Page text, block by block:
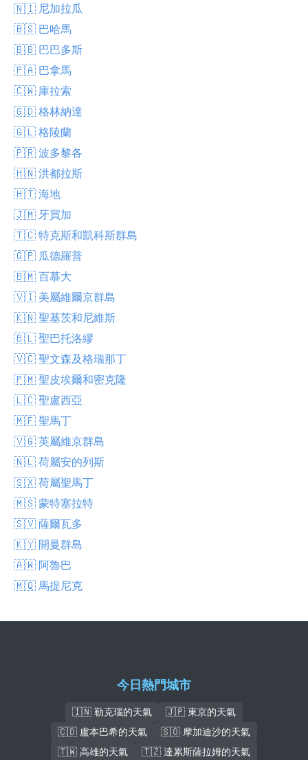
🇳🇮 尼加拉瓜
🇧🇸 巴哈馬
🇧🇧 巴巴多斯
🇵🇦 巴拿馬
🇨🇼 庫拉索
🇬🇩 格林納達
🇬🇱 格陵蘭
🇵🇷 波多黎各
🇭🇳 洪都拉斯
🇭🇹 海地
🇯🇲 牙買加
🇹🇨 特克斯和凱科斯群島
🇬🇵 瓜德羅普
🇧🇲 百慕大
🇻🇮 美屬維爾京群島
🇰🇳 聖基茨和尼維斯
🇧🇱 聖巴托洛繆
🇻🇨 聖文森及格瑞那丁
🇵🇲 聖皮埃爾和密克隆
🇱🇨 聖盧西亞
🇲🇫 聖馬丁
🇻🇬 英屬維京群島
🇳🇱 荷屬安的列斯
🇸🇽 荷屬聖馬丁
🇲🇸 蒙特塞拉特
🇸🇻 薩爾瓦多
🇰🇾 開曼群島
🇦🇼 阿魯巴
🇲🇶 馬提尼克
今日熱門城市
🇮🇳 勒克瑙的天氣
🇯🇵 東京的天氣
🇨🇩 盧本巴希的天氣
🇸🇴 摩加迪沙的天氣
🇹🇼 高雄的天氣
🇹🇿 達累斯薩拉姆的天氣